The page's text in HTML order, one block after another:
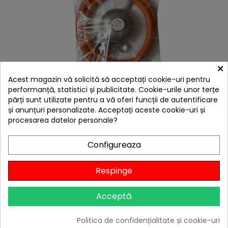
Set regulator de presiune gaz plus furtun, 30 MBAR
Landmann 1039
79,00 lei
Niciun review
În stoc
Adaugă în Coș
×
Acest magazin vă solicită să acceptați cookie-uri pentru
performanță, statistici și publicitate. Cookie-urile unor terțe
părți sunt utilizate pentru a vă oferi funcții de autentificare
și anunțuri personalizate. Acceptați aceste cookie-uri și
procesarea datelor personale?
Configureaza
Respinge
Acceptă
Politica de confidențialitate și cookie-uri